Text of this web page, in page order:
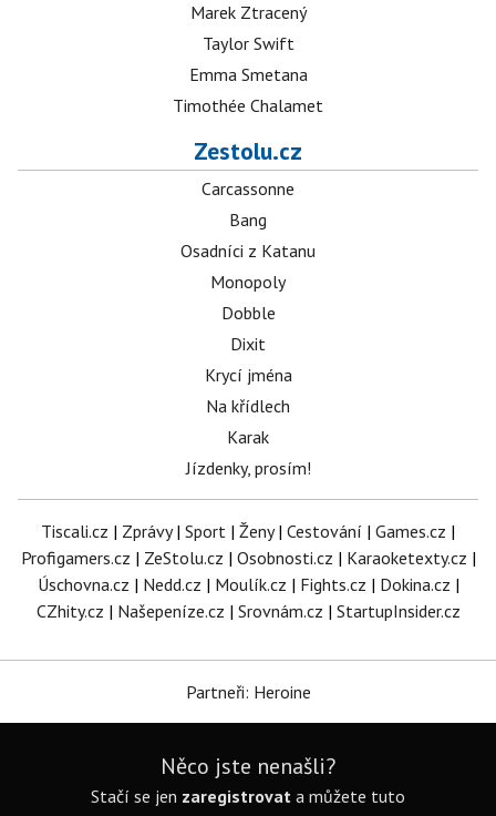
Marek Ztracený
Taylor Swift
Emma Smetana
Timothée Chalamet
Zestolu.cz
Carcassonne
Bang
Osadníci z Katanu
Monopoly
Dobble
Dixit
Krycí jména
Na křídlech
Karak
Jízdenky, prosím!
Tiscali.cz | Zprávy| Sport | Ženy| Cestování | Games.cz |
Profigamers.cz | ZeStolu.cz | Osobnosti.cz | Karaoketexty.cz |
Úschovna.cz | Nedd.cz | Moulík.cz | Fights.cz | Dokina.cz |
CZhity.cz | Našepeníze.cz | Srovnám.cz | StartupInsider.cz
Partneři: Heroine
Něco jste nenašli?
Stačí se jen zaregistrovat a můžete tuto